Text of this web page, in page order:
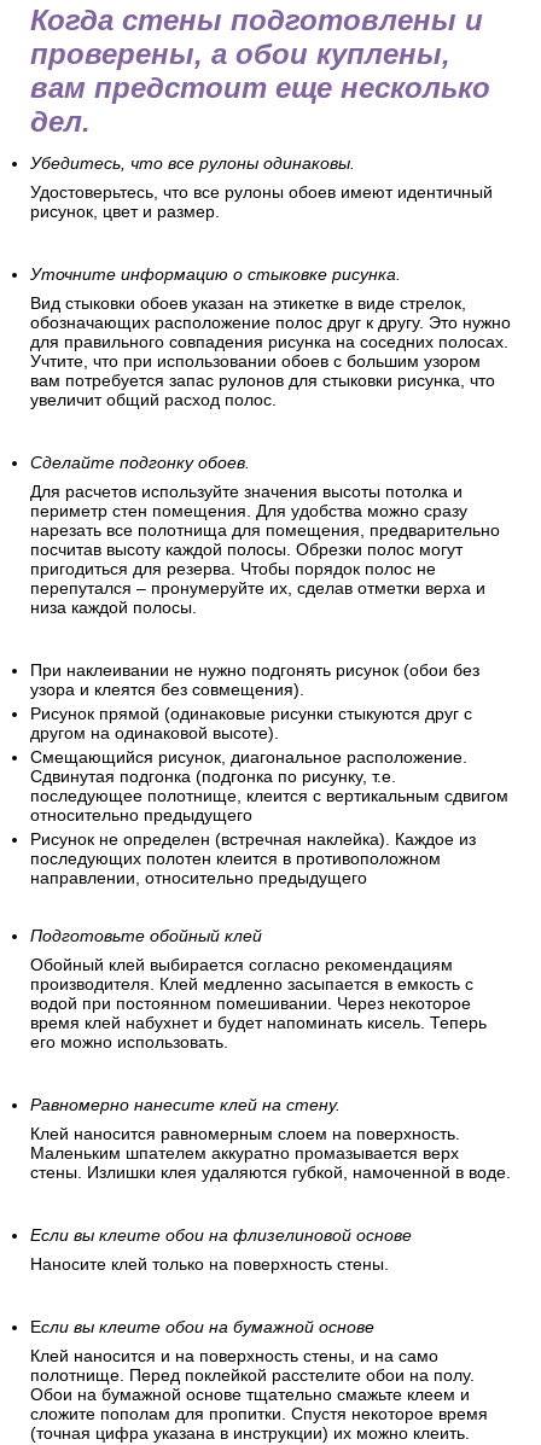
Когда стены подготовлены и
проверены, а обои куплены,
вам предстоит еще несколько
дел.
Убедитесь, что все рулоны одинаковы.
Удостоверьтесь, что все рулоны обоев имеют идентичный
рисунок, цвет и размер.
Уточните информацию о стыковке рисунка.
Вид стыковки обоев указан на этикетке в виде стрелок,
обозначающих расположение полос друг к другу. Это нужно
для правильного совпадения рисунка на соседних полосах.
Учтите, что при использовании обоев с большим узором
вам потребуется запас рулонов для стыковки рисунка, что
увеличит общий расход полос.
Сделайте подгонку обоев.
Для расчетов используйте значения высоты потолка и
периметр стен помещения. Для удобства можно сразу
нарезать все полотнища для помещения, предварительно
посчитав высоту каждой полосы. Обрезки полос могут
пригодиться для резерва. Чтобы порядок полос не
перепутался – пронумеруйте их, сделав отметки верха и
низа каждой полосы.
При наклеивании не нужно подгонять рисунок (обои без
узора и клеятся без совмещения).
Рисунок прямой (одинаковые рисунки стыкуются друг с
другом на одинаковой высоте).
Смещающийся рисунок, диагональное расположение.
Сдвинутая подгонка (подгонка по рисунку, т.е.
последующее полотнище, клеится с вертикальным сдвигом
относительно предыдущего
Рисунок не определен (встречная наклейка). Каждое из
последующих полотен клеится в противоположном
направлении, относительно предыдущего
Подготовьте обойный клей
Обойный клей выбирается согласно рекомендациям
производителя. Клей медленно засыпается в емкость с
водой при постоянном помешивании. Через некоторое
время клей набухнет и будет напоминать кисель. Теперь
его можно использовать.
Равномерно нанесите клей на стену.
Клей наносится равномерным слоем на поверхность.
Маленьким шпателем аккуратно промазывается верх
стены. Излишки клея удаляются губкой, намоченной в воде.
Если вы клеите обои на флизелиновой основе
Наносите клей только на поверхность стены.
Если вы клеите обои на бумажной основе
Клей наносится и на поверхность стены, и на само
полотнище. Перед поклейкой расстелите обои на полу.
Обои на бумажной основе тщательно смажьте клеем и
сложите пополам для пропитки. Спустя некоторое время
(точная цифра указана в инструкции) их можно клеить.